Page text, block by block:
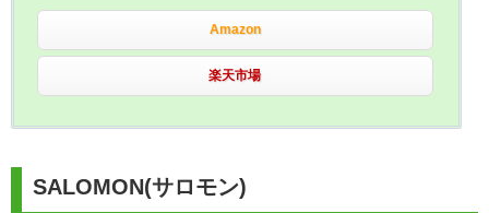
Amazon
楽天市場
SALOMON(サロモン)